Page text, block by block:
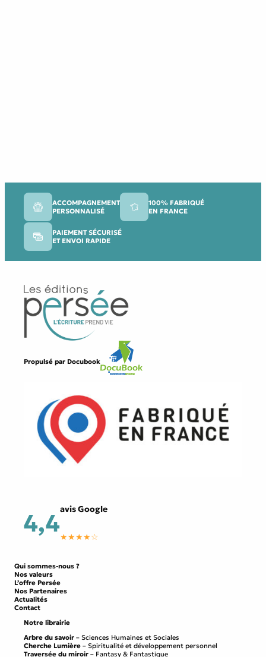
ACCOMPAGNEMENT
PERSONNALISÉ
100% FABRIQUÉ
EN FRANCE
PAIEMENT SÉCURISÉ
ET ENVOI RAPIDE
Propulsé par Docubook
4,4avis Google
★★★★☆
Qui sommes-nous ?
Nos valeurs
L’offre Persée
Nos Partenaires
Actualités
Contact
Notre librairie
Arbre du savoir – Sciences Humaines et Sociales
Cherche Lumière – Spiritualité et développement personnel
Traversée du miroir – Fantasy & Fantastique